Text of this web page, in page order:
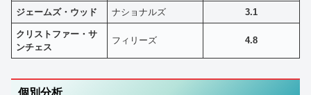
ジェームズ・ウッド ナショナルズ 3.1
クリストファー・サ
ンチェス
フィリーズ 4.8